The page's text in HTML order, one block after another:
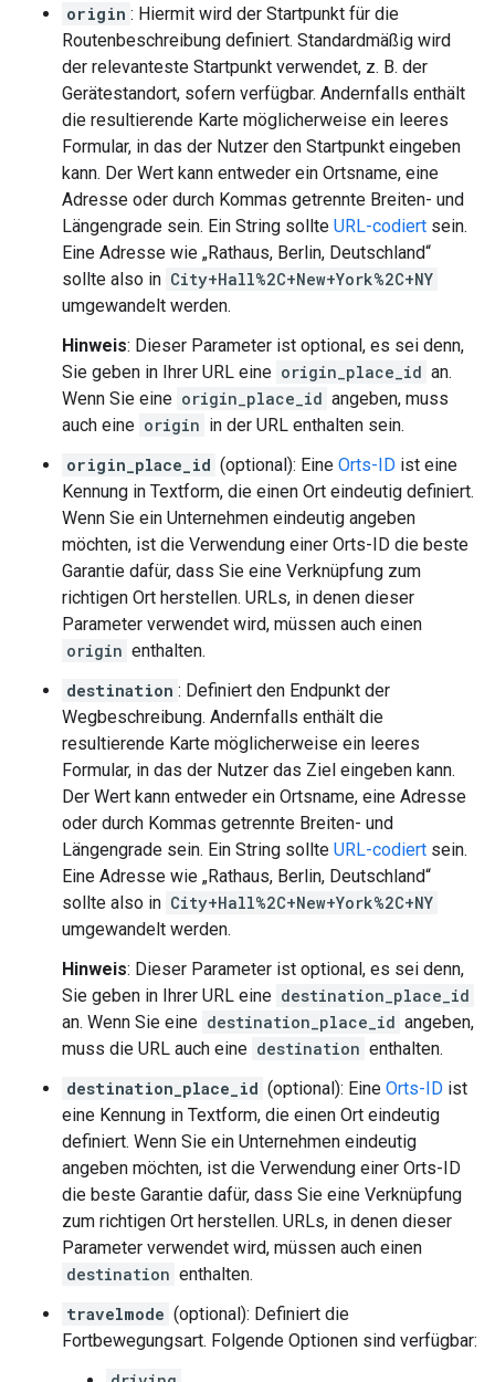
origin : Hiermit wird der Startpunkt für die
Routenbeschreibung definiert. Standardmäßig wird
der relevanteste Startpunkt verwendet, z. B. der
Gerätestandort, sofern verfügbar. Andernfalls enthält
die resultierende Karte möglicherweise ein leeres
Formular, in das der Nutzer den Startpunkt eingeben
kann. Der Wert kann entweder ein Ortsname, eine
Adresse oder durch Kommas getrennte Breiten- und
Längengrade sein. Ein String sollte URL-codiert sein.
Eine Adresse wie „Rathaus, Berlin, Deutschland“
sollte also in City+Hall%2C+New+York%2C+NY
umgewandelt werden.
Hinweis: Dieser Parameter ist optional, es sei denn,
Sie geben in Ihrer URL eine origin_place_id an.
Wenn Sie eine origin_place_id angeben, muss
auch eine origin in der URL enthalten sein.
origin_place_id (optional): Eine Orts-ID ist eine
Kennung in Textform, die einen Ort eindeutig definiert.
Wenn Sie ein Unternehmen eindeutig angeben
möchten, ist die Verwendung einer Orts-ID die beste
Garantie dafür, dass Sie eine Verknüpfung zum
richtigen Ort herstellen. URLs, in denen dieser
Parameter verwendet wird, müssen auch einen
origin enthalten.
destination : Definiert den Endpunkt der
Wegbeschreibung. Andernfalls enthält die
resultierende Karte möglicherweise ein leeres
Formular, in das der Nutzer das Ziel eingeben kann.
Der Wert kann entweder ein Ortsname, eine Adresse
oder durch Kommas getrennte Breiten- und
Längengrade sein. Ein String sollte URL-codiert sein.
Eine Adresse wie „Rathaus, Berlin, Deutschland“
sollte also in City+Hall%2C+New+York%2C+NY
umgewandelt werden.
Hinweis: Dieser Parameter ist optional, es sei denn,
Sie geben in Ihrer URL eine destination_place_id
an. Wenn Sie eine destination_place_id angeben,
muss die URL auch eine destination enthalten.
destination_place_id (optional): Eine Orts-ID ist
eine Kennung in Textform, die einen Ort eindeutig
definiert. Wenn Sie ein Unternehmen eindeutig
angeben möchten, ist die Verwendung einer Orts-ID
die beste Garantie dafür, dass Sie eine Verknüpfung
zum richtigen Ort herstellen. URLs, in denen dieser
Parameter verwendet wird, müssen auch einen
destination enthalten.
travelmode (optional): Definiert die
Fortbewegungsart. Folgende Optionen sind verfügbar: